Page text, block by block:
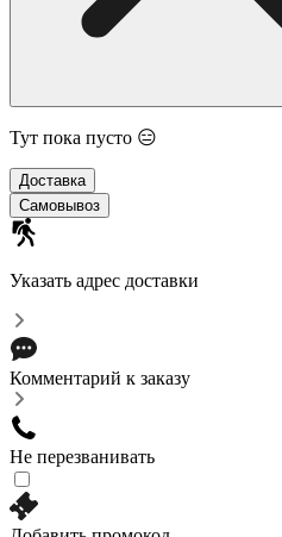
Тут пока пусто 😑
Доставка
Самовывоз
Указать адрес доставки
Комментарий к заказу
Не перезванивать